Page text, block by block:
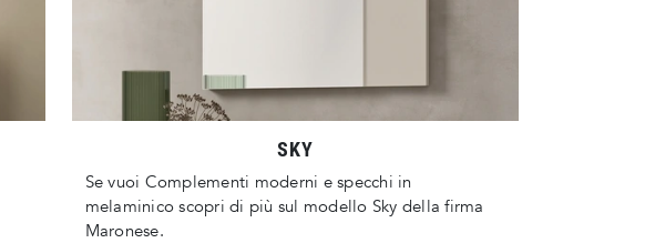
SKY
Se vuoi Complementi moderni e specchi in
melaminico scopri di più sul modello Sky della firma
Maronese.